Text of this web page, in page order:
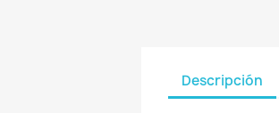
Descripción